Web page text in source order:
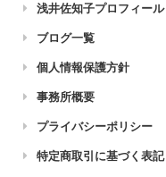
浅井佐知子プロフィール
ブログ一覧
個人情報保護方針
事務所概要
プライバシーポリシー
特定商取引に基づく表記